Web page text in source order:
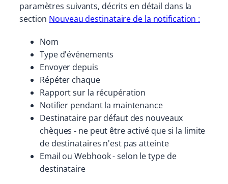
paramètres suivants, décrits en détail dans la
section Nouveau destinataire de la notification :
Nom
Type d'événements
Envoyer depuis
Répéter chaque
Rapport sur la récupération
Notifier pendant la maintenance
Destinataire par défaut des nouveaux
chèques - ne peut être activé que si la limite
de destinataires n'est pas atteinte
Email ou Webhook - selon le type de
destinataire